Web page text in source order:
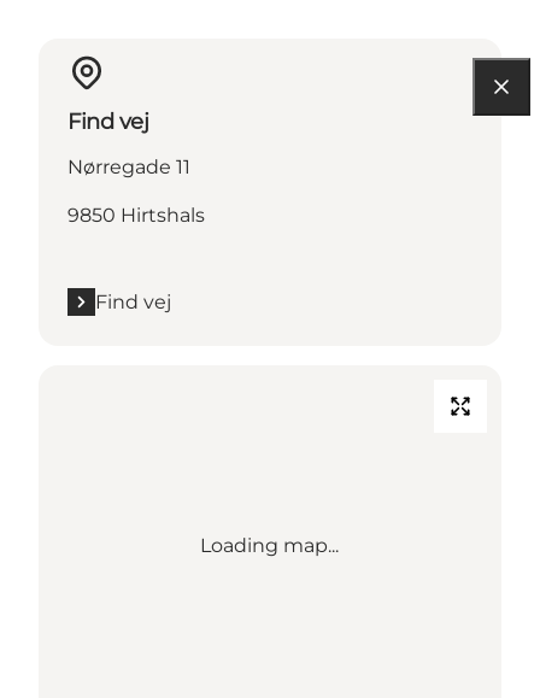
Find vej
Nørregade 11
9850 Hirtshals
Find vej
Loading map...